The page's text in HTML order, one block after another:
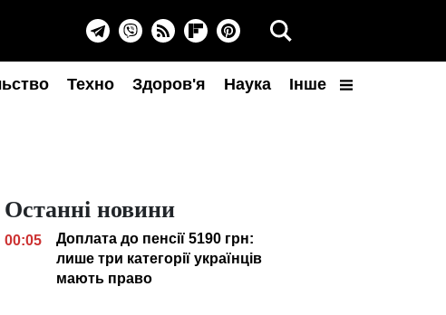
Техно Здоров'я Наука Інше
Останні новини
00:05
Доплата до пенсії 5190 грн:
лише три категорії українців
мають право